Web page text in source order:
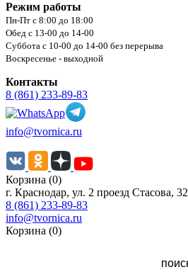
Режим работы
Пн-Пт с 8:00 до 18:00
Обед с 13-00 до 14-00
Суббота с 10-00 до 14-00 без перерыва
Воскресенье - выходной
Контакты
8 (861) 233-89-83
info@tvornica.ru
Корзина (0)
г. Краснодар, ул. 2 проезд Стасова, 32
8 (861) 233-89-83
info@tvornica.ru
Корзина (0)